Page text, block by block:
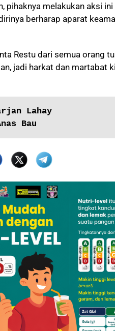
pihaknya melakukan aksi
berharap aparat
Restu dari semua orang
jadi harkat dan martabat
Lahay
Bau